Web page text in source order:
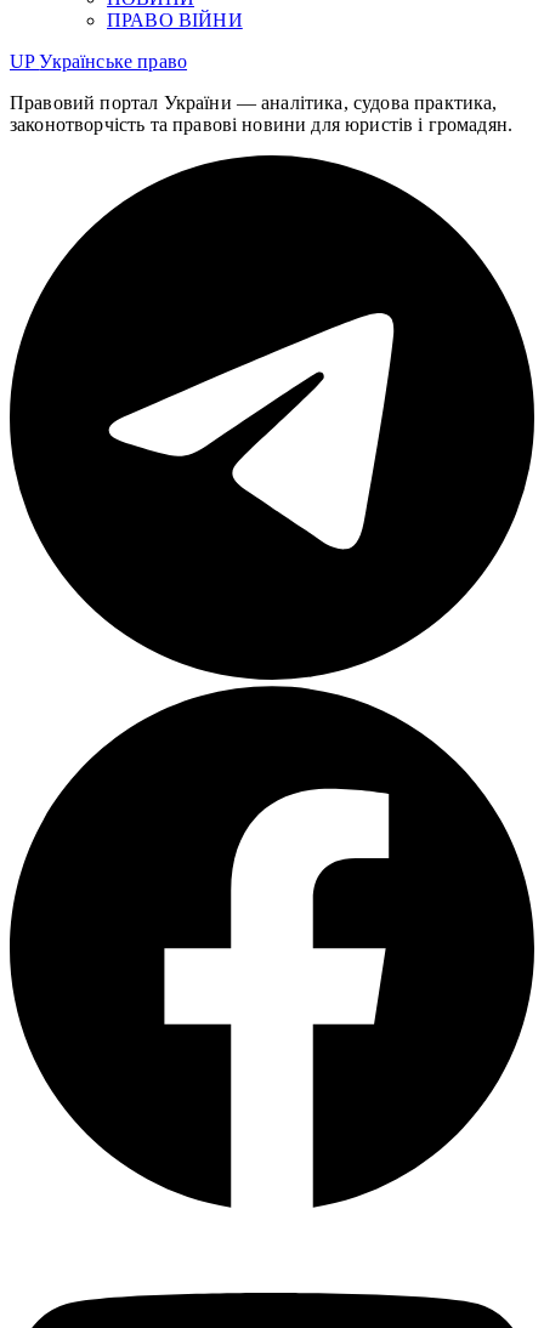
ПРАВО ВІЙНИ
UPУкраїнське право
Правовий портал України — аналітика, судова практика,
законотворчість та правові новини для юристів і громадян.